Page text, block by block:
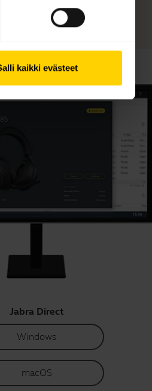
kaikki evästeet
Jabra Direct
Windows
macOS